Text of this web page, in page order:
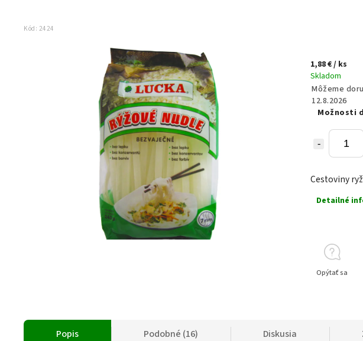
Kód: 2424
1,88 €/ ks
Skladom
Môžeme
12.8.2026
Možnosti
Cestoviny
Detailné
Opýtať sa
Popis Podobné (16) Diskusia